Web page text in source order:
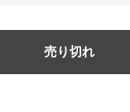
売り切れ